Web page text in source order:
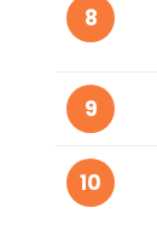
8
9
10